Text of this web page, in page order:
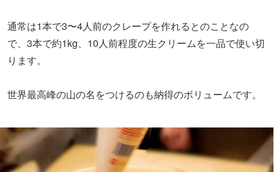
通常は1本で3〜4人前のクレープを作れるとのことなの
で、3本で約1kg、10人前程度の生クリームを一品で使い切
ります。
世界最高峰の山の名をつけるのも納得のボリュームです。